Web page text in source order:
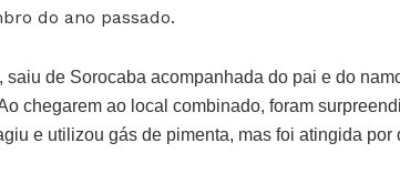
do ano passado.
saiu de Sorocaba acompanhada do pai e do
chegarem ao local combinado, foram
e utilizou gás de pimenta, mas foi atingida